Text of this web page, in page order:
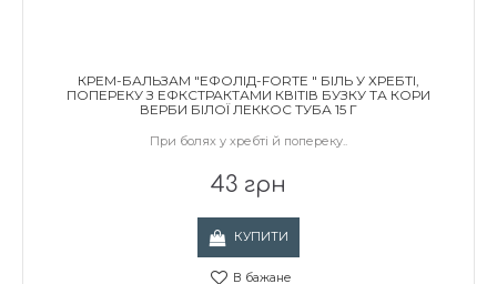
КРЕМ-БАЛЬЗАМ "ЕФОЛІД-FORTE " БІЛЬ У ХРЕБТІ,
ПОПЕРЕКУ З ЕФКСТРАКТАМИ КВІТІВ БУЗКУ ТА КОРИ
ВЕРБИ БІЛОЇ ЛЕККОС ТУБА 15 Г
При болях у хребті й попереку..
43 грн
КУПИТИ
В бажане